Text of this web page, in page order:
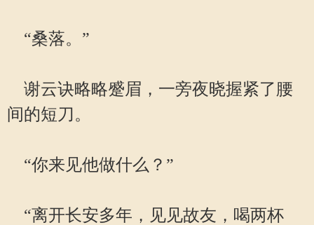
“桑落。”
谢云诀略略蹙眉，一旁夜晓握紧了腰
间的短刀。
“你来见他做什么？”
“离开长安多年，见见故友，喝两杯